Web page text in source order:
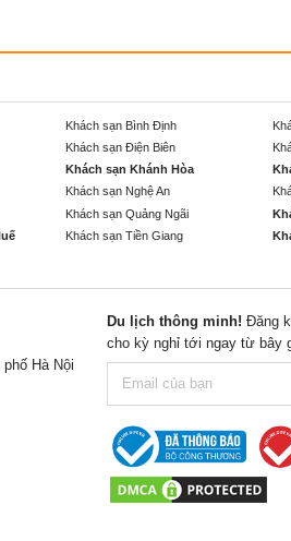
Khách sạn Bình Định
Khách sạn Điện Biên
Khách sạn Khánh Hòa
Khách sạn Nghệ An
Khách sạn Quảng Ngãi
Khách sạn Tiền Giang
Hà Nội
Du lịch thông minh! Đăng
cho kỳ nghỉ tới ngay từ bây